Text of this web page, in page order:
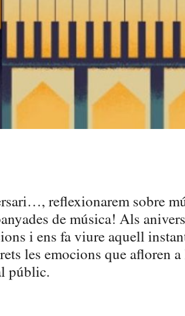
reflexionarem sobre
de música! Als
i ens fa viure aquell
les emocions que afloren
públic.